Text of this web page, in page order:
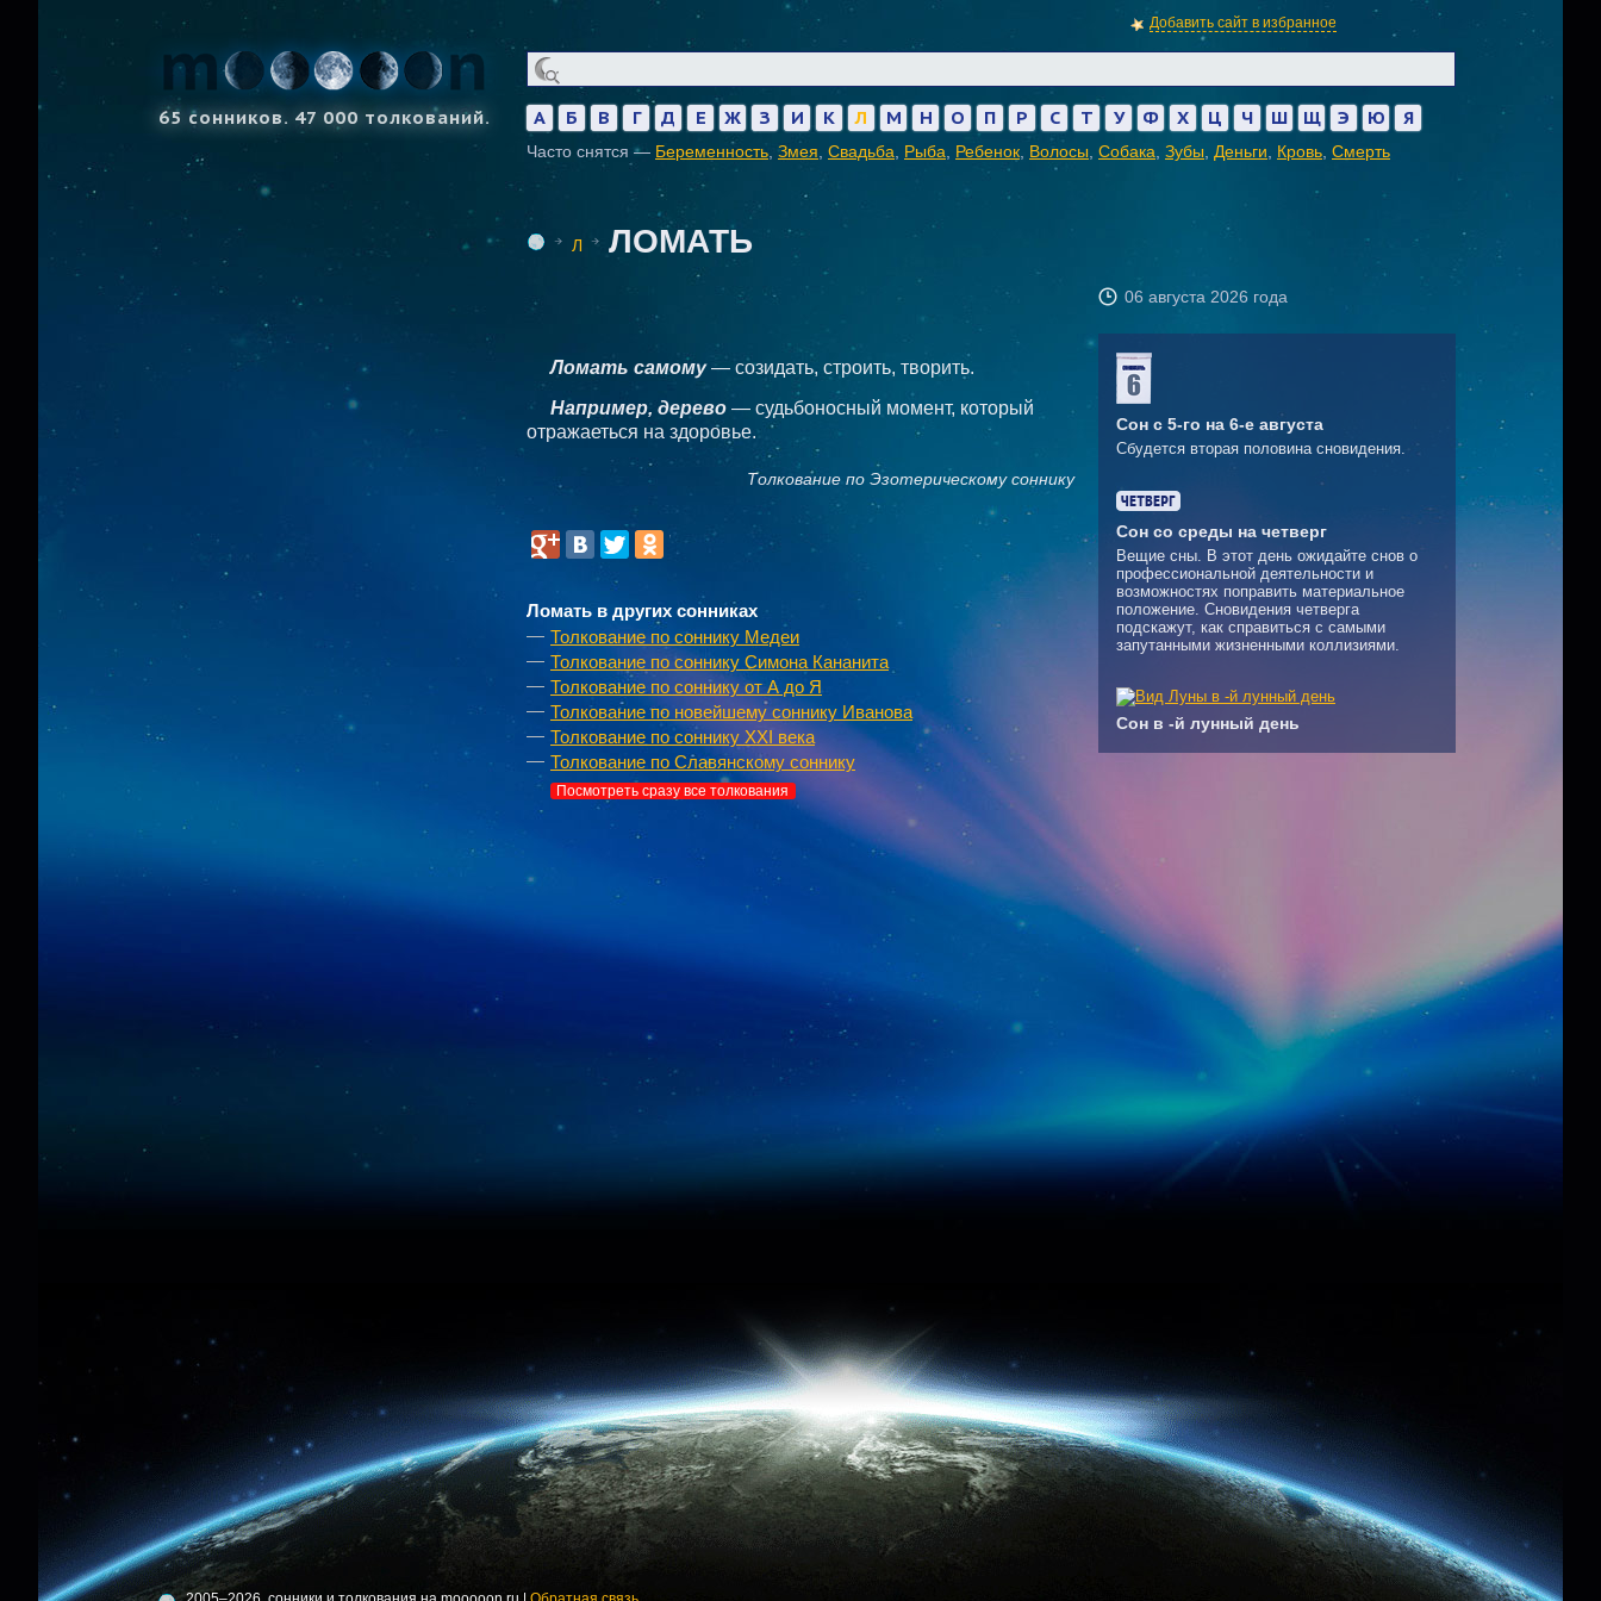
Добавить сайт в избранное
65 сонников. 47 000 толкований. А Б В Г Д Е Ж З И К Л М Н О П Р С Т У Ф Х Ц Ч Ш Щ Э Ю Я
Часто снятся — Беременность Змея Свадьба Рыба Ребенок Волосы Собака Зубы Деньги Кровь Смерть
Л ЛОМАТЬ
06 августа 2026 года
Ломать самому— созидать, строить, творить.
Например, дерево — судьбоносный момент, который
отражаеться на здоровье.
Толкование по Эзотерическому соннику
Ломать в других сонниках
Толкование по соннику Медеи
Толкование по соннику Симона Кананита
Толкование по соннику от А до Я
Толкование по новейшему соннику Иванова
Толкование по соннику XXI века
Толкование по Славянскому соннику
Посмотреть сразу все толкования
Сон с 5-го на 6-е августа
Сбудется вторая половина сновидения.
Сон со среды на четверг
Вещие сны. В этот день ожидайте снов о
профессиональной деятельности и
возможностях поправить материальное
положение. Сновидения четверга
подскажут, как справиться с самыми
запутанными жизненными коллизиями.
Сон в -й лунный день